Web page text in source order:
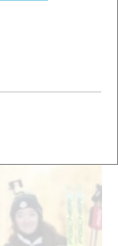
Herren bei der
läuft auf den
auf dem